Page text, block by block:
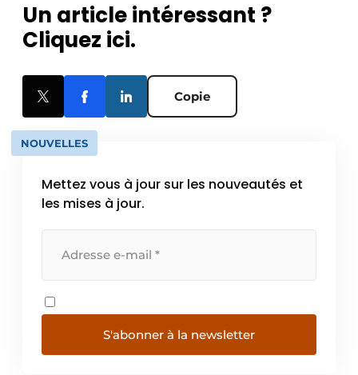
Un article intéressant ?
Cliquez ici.
Copie
NOUVELLES
Mettez vous à jour sur les nouveautés et
les mises à jour.
S'abonner à la newsletter